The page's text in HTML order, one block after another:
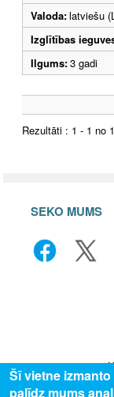
Valoda:latviešu
Izglītības
Ilgums:3 gadi
Rezultāti : 1 - 1 no 1
SEKO MUMS
Šī vietne
palīdz mums